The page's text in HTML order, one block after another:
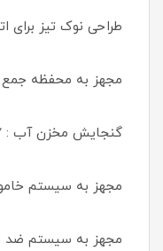
طراحی نوک تیز
مجهز به محفظه
گنجایش مخزن آب : 1.7 لیتر جداشدنی
مجهز به سیستم
مجهز به سیستم ضد